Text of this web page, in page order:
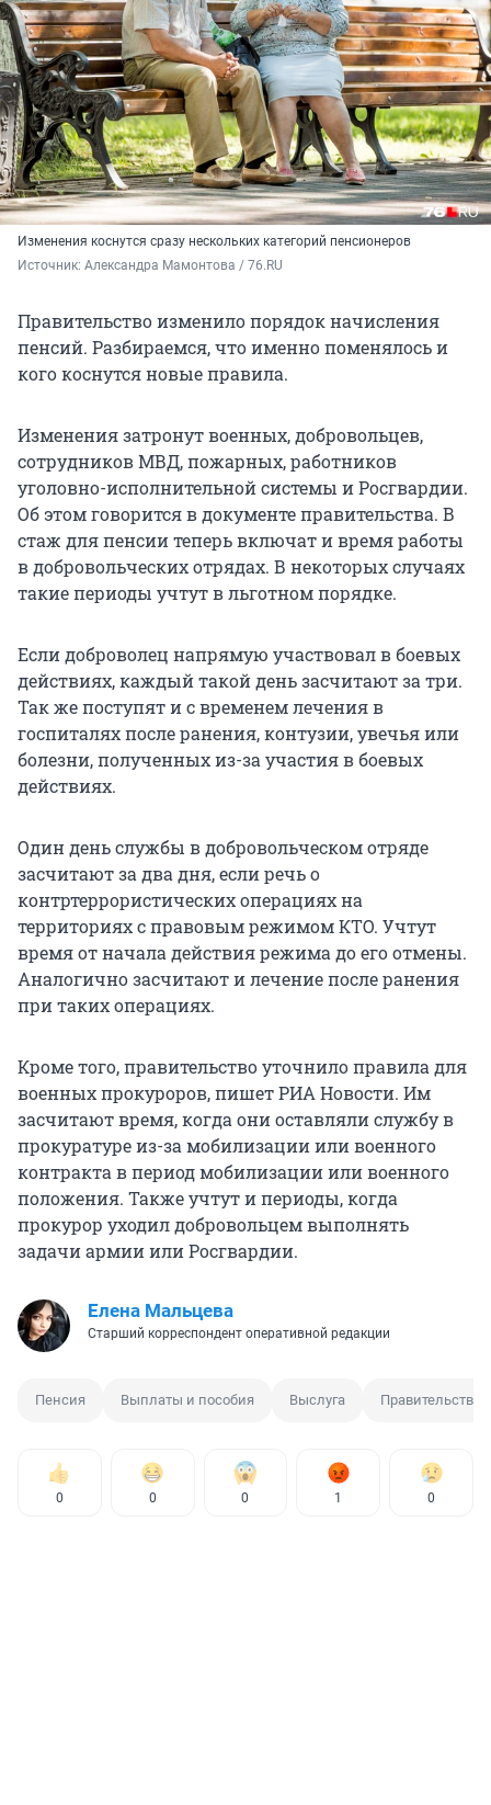
Изменения коснутся сразу нескольких категорий пенсионеров
Источник: Александра Мамонтова / 76.RU
Правительство изменило порядок начисления
пенсий. Разбираемся, что именно поменялось и
кого коснутся новые правила.
Изменения затронут военных, добровольцев,
сотрудников МВД, пожарных, работников
уголовно-исполнительной системы и Росгвардии.
Об этом говорится в документе правительства. В
стаж для пенсии теперь включат и время работы
в добровольческих отрядах. В некоторых случаях
такие периоды учтут в льготном порядке.
Если доброволец напрямую участвовал в боевых
действиях, каждый такой день засчитают за три.
Так же поступят и с временем лечения в
госпиталях после ранения, контузии, увечья или
болезни, полученных из-за участия в боевых
действиях.
Один день службы в добровольческом отряде
засчитают за два дня, если речь о
контртеррористических операциях на
территориях с правовым режимом КТО. Учтут
время от начала действия режима до его отмены.
Аналогично засчитают и лечение после ранения
при таких операциях.
Кроме того, правительство уточнило правила для
военных прокуроров, пишет РИА Новости. Им
засчитают время, когда они оставляли службу в
прокуратуре из-за мобилизации или военного
контракта в период мобилизации или военного
положения. Также учтут и периоды, когда
прокурор уходил добровольцем выполнять
задачи армии или Росгвардии.
Елена Мальцева
Старший корреспондент оперативной редакции
Пенсия Выплаты и пособия Выслуга Правительство
0 0 0 1 0